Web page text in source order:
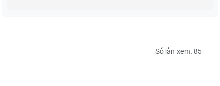
Số lần xem: 85